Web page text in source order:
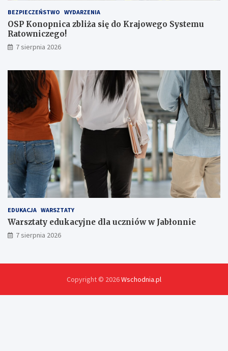
a
ż
e
r
!
BEZPIECZEŃSTWO WYDARZENIA
OSP Konopnica zbliża się do Krajowego Systemu
Ratowniczego!
7 sierpnia 2026
EDUKACJA WARSZTATY
Warsztaty edukacyjne dla uczniów w Jabłonnie
7 sierpnia 2026
Copyright © 2026Wschodnia.pl